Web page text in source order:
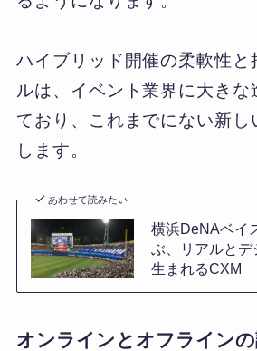
ハイブリッド開催の柔軟性と
ルは、イベント業界に大きな
ており、これまでにない新し
します。
あわせて読みたい
横浜DeNAベイ
ぶ、リアルとデ
生まれるCXM
オンラインとオフライン